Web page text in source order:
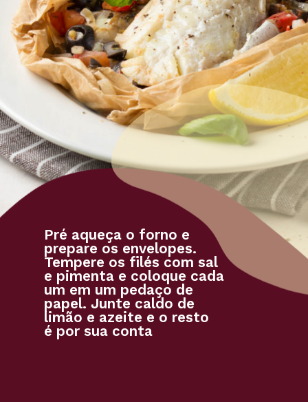
Pré aqueça o forno e
prepare os envelopes.
Tempere os filés com sal
e pimenta e coloque cada
um em um pedaço de
papel. Junte caldo de
limão e azeite e o resto
é por sua conta